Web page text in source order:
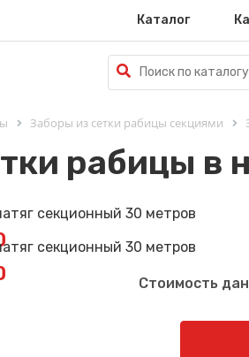
Каталог
Заборы из сетки рабицы секциями
рабицы в
Стоимость